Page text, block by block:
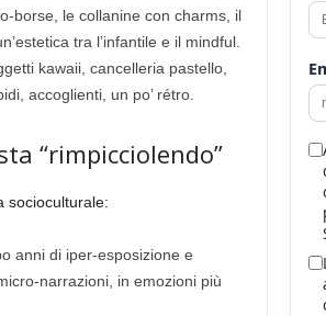
borse, le collanine con charms, il
tra l’infantile e il mindful.
kawaii, cancelleria pastello,
accoglienti, un po’ rétro.
“rimpicciolendo”
socioculturale:
anni di iper-esposizione e
narrazioni, in emozioni più